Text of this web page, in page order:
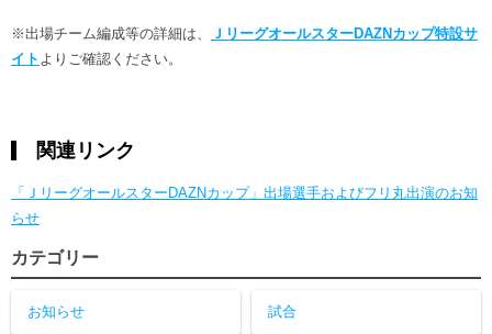
※出場チーム編成等の詳細は、
ＪリーグオールスターDAZNカップ特設サ
イト よりご確認ください。
関連リンク
「ＪリーグオールスターDAZNカップ」出場選手およびフリ丸出演のお知
らせ
カテゴリー
お知らせ 試合